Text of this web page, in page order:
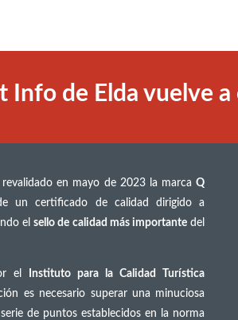
Info de Elda vuelve
revalidado en mayo de 2023 la marcaQ
un certificado de calidad dirigido a
elsello de calidad más importante del
el
Instituto para la Calidad Turística
es necesario superar una minuciosa
de puntos establecidos en la norma